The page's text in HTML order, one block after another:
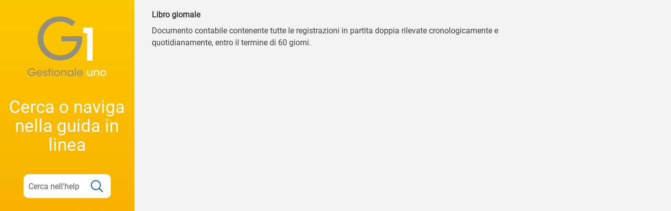
Cerca o naviga
nella guida in
linea
Libro giornale
Documento contabile contenente tutte le registrazioni in partita doppia rilevate cronologicamente e
quotidianamente, entro il termine di 60 giorni.